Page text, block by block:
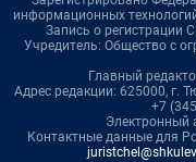
информационных
Запись о
Учредитель: Общество с
Главный
Адрес редакции: 625000, г.
+7
Электронный
Контактные данные для